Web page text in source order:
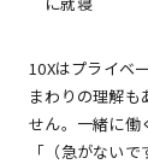
10Xはプライベ
まわりの理解も
せん。一緒に働
「（急がない